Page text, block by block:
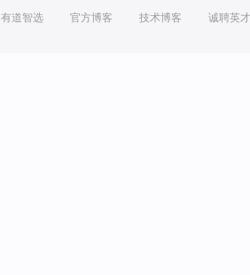
有道智选 官方博客 技术博客 诚聘英才